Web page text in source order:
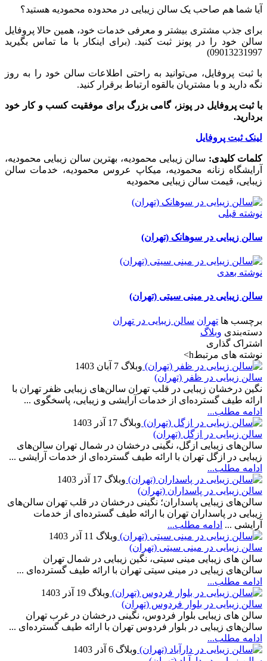
آیا شما هم صاحب یک سالن زیبایی در محدوده محمودیه هستید؟
برای جذب مشتری بیشتر و معرفی خدمات خود، همین حالا پروفایل
سالن خود را در پونز ثبت کنید. (برای اینکار با ما تماس بگیرید
09013231997)
با ثبت پروفایل، می‌توانید به راحتی اطلاعات سالن خود را به روز
نگه دارید و با مشتریان بالقوه ارتباط برقرار کنید.
با ثبت پروفایل در پونز، گامی بزرگ برای موفقیت کسب و کار خود
بردارید.
لینک ثبت پروفایل
کلمات کلیدی: سالن زیبایی محمودیه، بهترین سالن زیبایی محمودیه،
آرایشگاه زنانه محمودیه، میکاپ عروس محمودیه، خدمات سالن
زیبایی، قیمت سالن زیبایی محمودیه
نوشته قبلی
سالن زیبایی در سوهانک (تهران)
نوشته بعدی
سالن زیبایی در مینی سیتی (تهران)
برچسب ها تهران سالن زیبایی در تهران
دسته‌بندی وبلاگ
اشتراک گذاری
نوشته های مرتبطh>
وبلاگ 7 آبان 1403
سالن زیبایی در ظفر (تهران)
نگین درخشان زیبایی در قلب تهران سالن‌های زیبایی ظفر تهران با
ارائه طیف گسترده‌ای از خدمات آرایشی و زیبایی، پاسخگوی ...
ادامه مطلب...
وبلاگ 17 آذر 1403
سالن زیبایی در ازگل (تهران)
سالن‌های زیبایی ازگل، نگینی درخشان در شمال تهران سالن‌های
زیبایی در ازگل تهران با ارائه طیف گسترده‌ای از خدمات آرایشی ...
ادامه مطلب...
وبلاگ 17 آذر 1403
سالن زیبایی در پاسداران (تهران)
سالن‌های زیبایی پاسداران؛ نگینی درخشان در قلب تهران سالن‌های
زیبایی در پاسداران تهران با ارائه طیف گسترده‌ای از خدمات
آرایشی ... ادامه مطلب...
وبلاگ 11 آذر 1403
سالن زیبایی در مینی سیتی (تهران)
سالن های زیبایی مینی سیتی، نگین زیبایی در شمال تهران
سالن‌های زیبایی در مینی سیتی تهران با ارائه طیف گسترده‌ای ...
ادامه مطلب...
وبلاگ 19 آذر 1403
سالن زیبایی در بلوار فردوس (تهران)
سالن های زیبایی بلوار فردوس، نگینی درخشان در غرب تهران
سالن‌های زیبایی در بلوار فردوس تهران با ارائه طیف گسترده‌ای ...
ادامه مطلب...
وبلاگ 6 آذر 1403